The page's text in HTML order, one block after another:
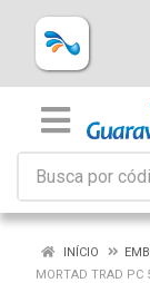
INÍCIO
MORTAD TRAD PC